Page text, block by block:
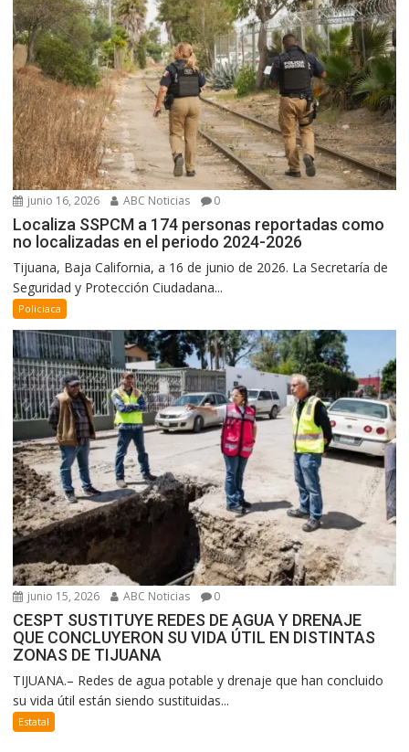
junio 16, 2026 ABC Noticias 0
Localiza SSPCM a 174 personas reportadas como
no localizadas en el periodo 2024-2026
Tijuana, Baja California, a 16 de junio de 2026. La Secretaría de
Seguridad y Protección Ciudadana...
Policiaca
junio 15, 2026 ABC Noticias 0
CESPT SUSTITUYE REDES DE AGUA Y DRENAJE
QUE CONCLUYERON SU VIDA ÚTIL EN DISTINTAS
ZONAS DE TIJUANA
TIJUANA.– Redes de agua potable y drenaje que han concluido
su vida útil están siendo sustituidas...
Estatal